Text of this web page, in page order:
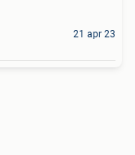
21 apr 23